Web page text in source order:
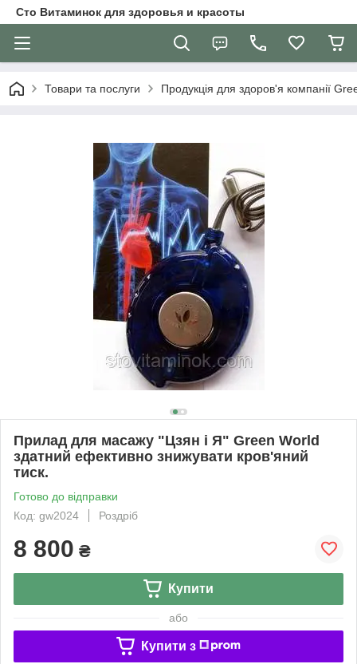
Сто Витаминок для здоровья и красоты
Товари та послуги Продукція для здоров'я компанії
Прилад для масажу "Цзян і Я" Green World
здатний ефективно знижувати кров'яний
тиск.
Готово до відправки
Код: gw2024
Роздріб
8 800 ₴
Купити
або
Купити з